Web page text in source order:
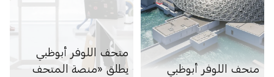
متحف اللوفر أبوظبي
متحف اللوفر أبوظبي
يطلق «منصة المتحف